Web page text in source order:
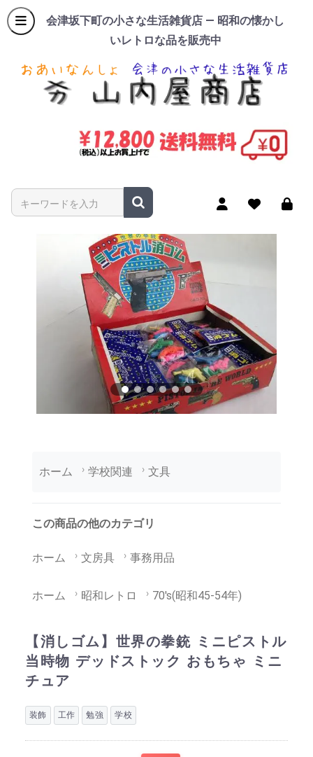
会津坂下町の小さな生活雑貨店 — 昭和の懐かし
いレトロな品を販売中
商品名やキーワードを入力
ホーム 学校関連 文具
この商品の他のカテゴリ
ホーム 文房具 事務用品
ホーム 昭和レトロ 70's(昭和45-54年)
【消しゴム】世界の拳銃 ミニピストル
当時物 デッドストック おもちゃ ミニ
チュア
装飾 工作 勉強 学校